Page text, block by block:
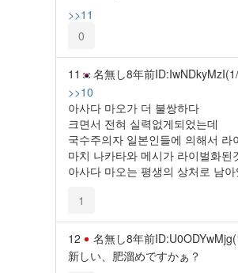
>>11
0
11 名無し8年前
>>10
아사다 마오가 더 불쌍하다
크면서 전혀 실력없게되었는데
국수주의자 일본인들에 의해서 라
마치 나카타와 메시가 라이벌화된
아사다 마오는 평생의 상처로 남아
1
12 名無し8年前
新しい、肥溜めですかぁ？